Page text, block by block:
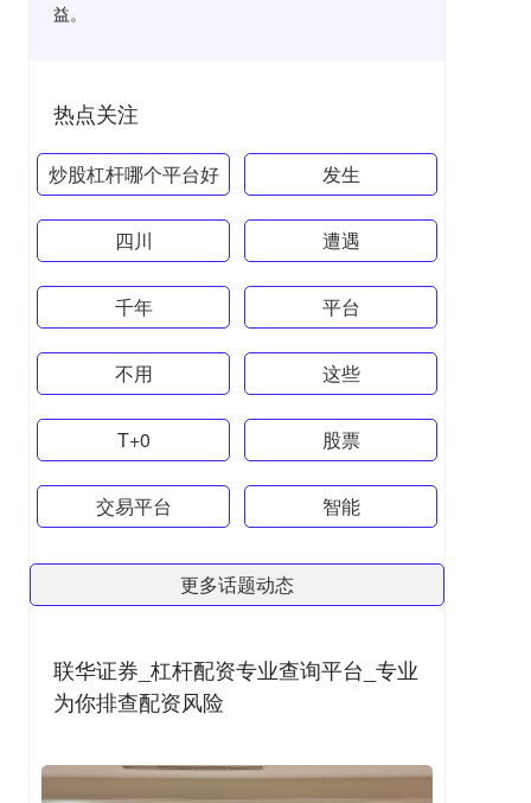
益。
热点关注
炒股杠杆哪个平台好 发生
四川 遭遇
千年 平台
不用 这些
T+0 股票
交易平台 智能
更多话题动态
联华证券_杠杆配资专业查询平台_专业
为你排查配资风险